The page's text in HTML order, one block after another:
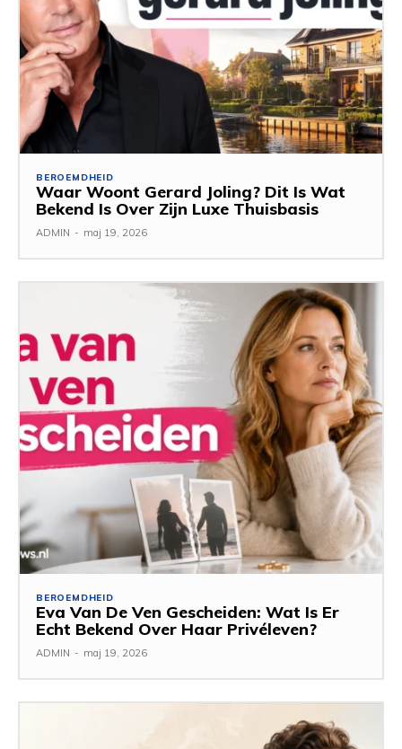
BEROEMDHEID
Waar Woont Gerard Joling? Dit Is Wat
Bekend Is Over Zijn Luxe Thuisbasis
ADMIN - maj 19, 2026
BEROEMDHEID
Eva Van De Ven Gescheiden: Wat Is Er
Echt Bekend Over Haar Privéleven?
ADMIN - maj 19, 2026